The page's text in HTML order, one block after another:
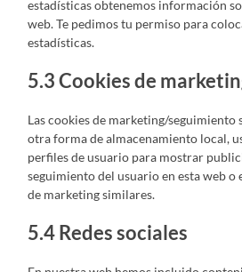
estadísticas obtenemos información
web. Te pedimos tu permiso para
estadísticas.
5.3 Cookies de
Las cookies de marketing/seguimiento
otra forma de almacenamiento local,
perfiles de usuario para mostrar
seguimiento del usuario en esta web o
de marketing similares.
5.4 Redes sociales